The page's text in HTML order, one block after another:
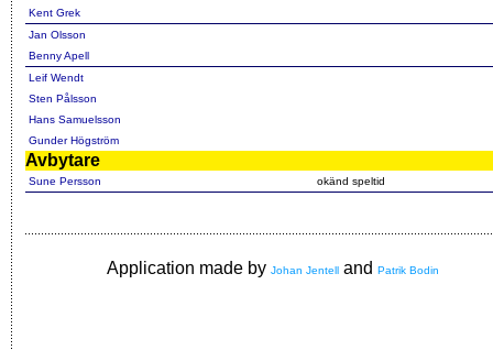
Kent Grek
Jan Olsson
Benny Apell
Leif Wendt
Sten Pålsson
Hans Samuelsson
Gunder Högström
Avbytare
Sune Persson okänd speltid
Application made by Johan Jentell and Patrik Bodin